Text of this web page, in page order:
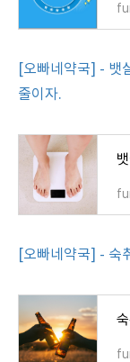
[오빠네약국] - 뱃
줄이자.
[오빠네약국] - 숙